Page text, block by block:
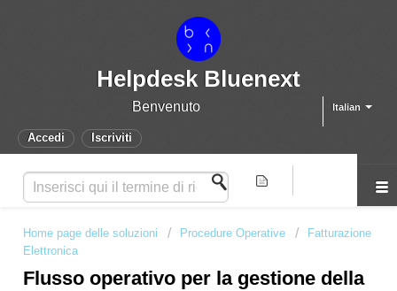
Helpdesk Bluenext
Italian
Benvenuto
Accedi Iscriviti
Home page delle soluzioni Procedure Operative
Fatturazione
Elettronica
Flusso operativo per la gestione della